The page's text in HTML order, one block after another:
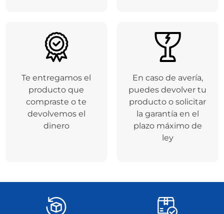
Te entregamos el
producto que
compraste o te
devolvemos el
dinero
En caso de avería,
puedes devolver tu
producto o solicitar
la garantía en el
plazo máximo de
ley